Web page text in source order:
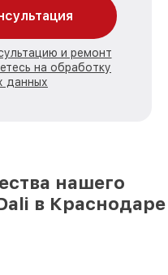
и ремонт
на обработку
данных
нашего
в Краснодаре